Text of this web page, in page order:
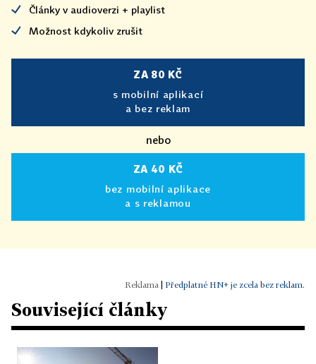
Články v audioverzi + playlist
Možnost kdykoliv zrušit
ZA 80 KČ
s mobilní aplikací
a bez reklam
nebo
ZA 40 KČ
bez mobilní aplikace
a s reklamou
Předplatné HN+ je zcela bez reklam.
Související články